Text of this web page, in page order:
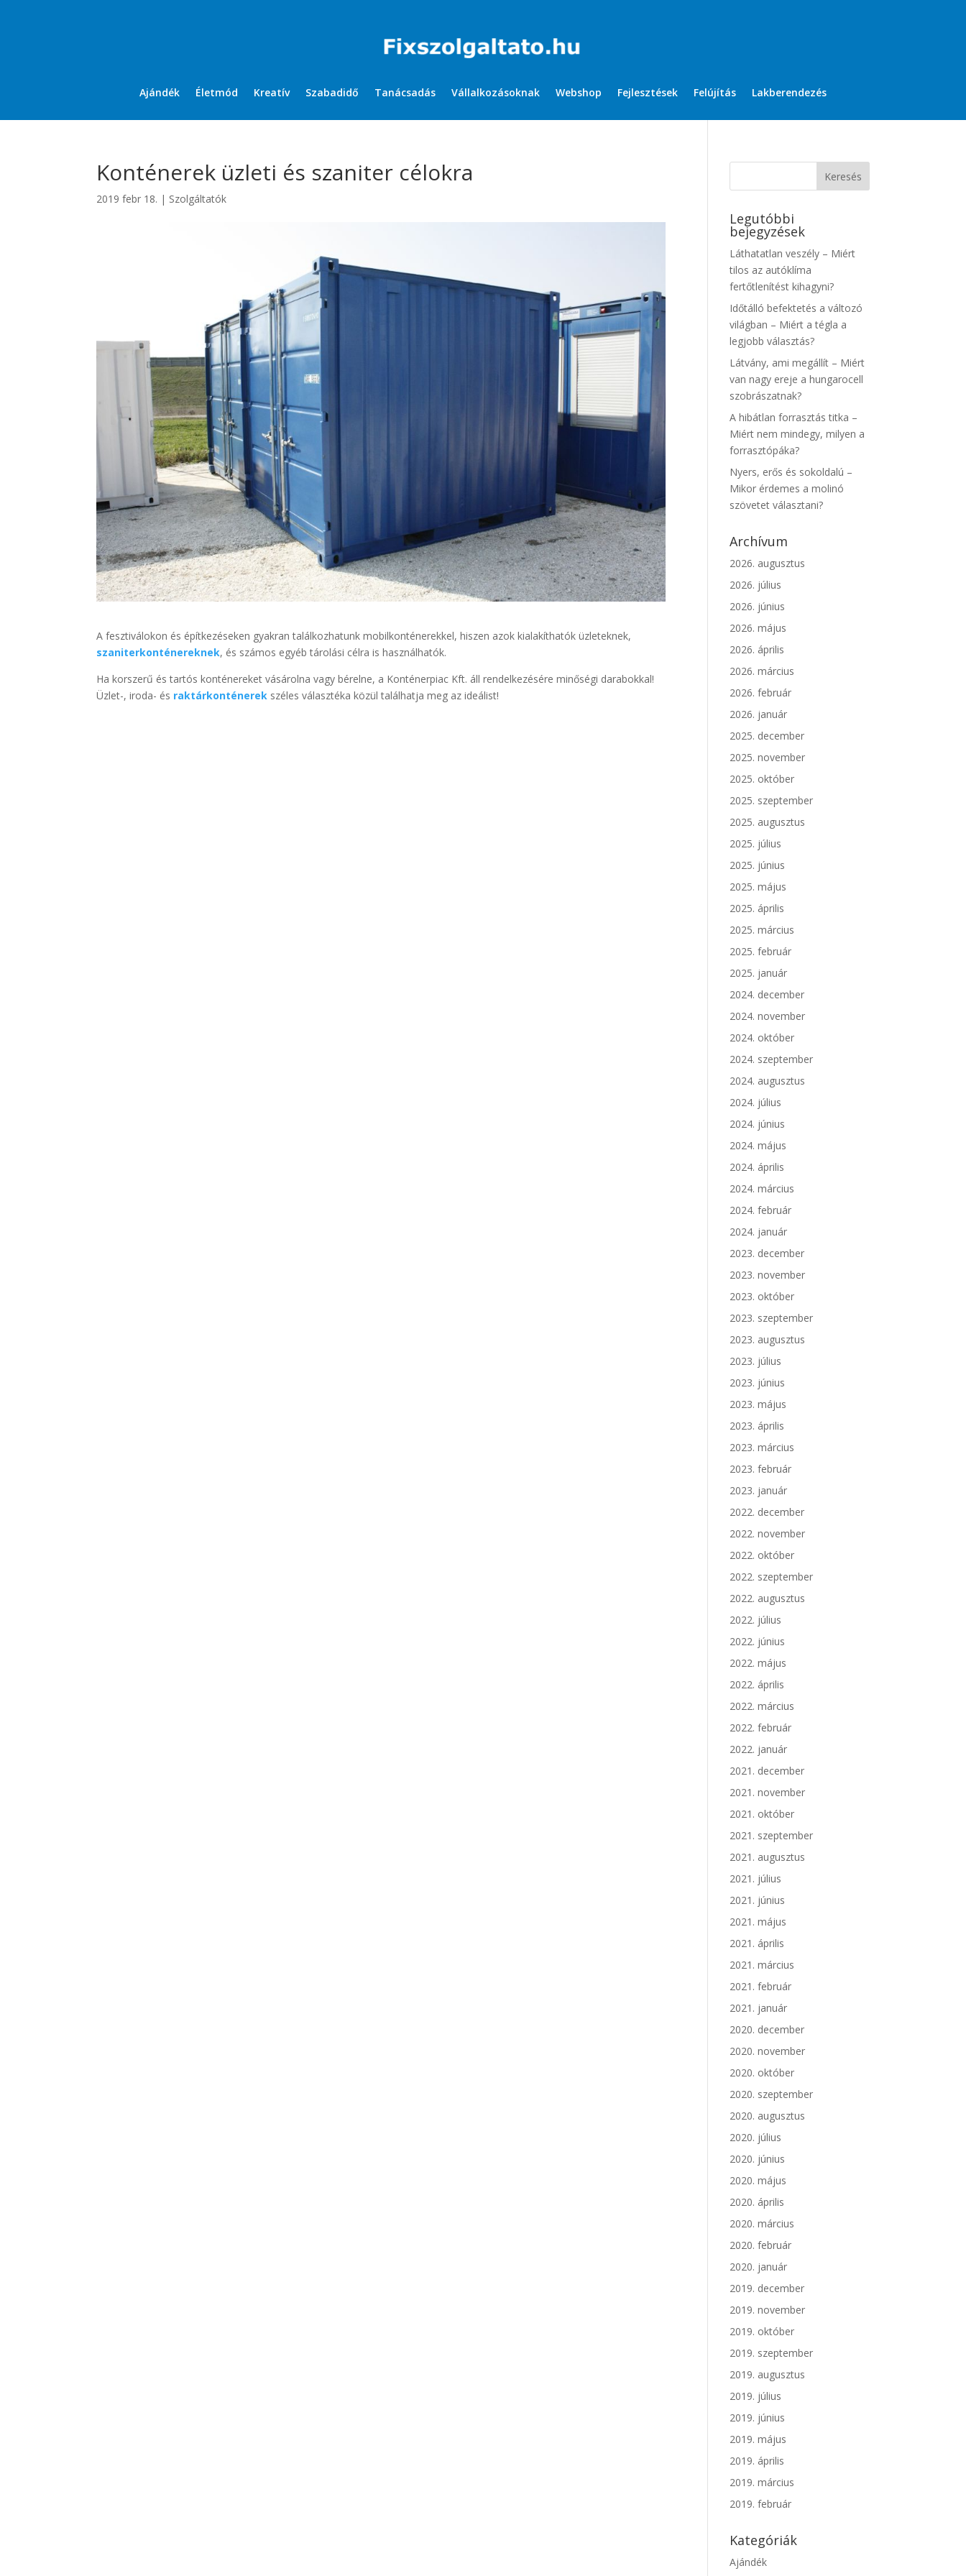
Ajándék Életmód Kreatív Szabadidő Tanácsadás Vállalkozásoknak Webshop Fejlesztések Felújítás Lakberendezés
Konténerek üzleti és szaniter célokra
2019 febr 18. | Szolgáltatók
A fesztiválokon és építkezéseken gyakran találkozhatunk mobilkonténerekkel, hiszen azok kialakíthatók üzleteknek,
szaniterkonténereknek, és számos egyéb tárolási célra is használhatók.
Ha korszerű és tartós konténereket vásárolna vagy bérelne, a Konténerpiac Kft. áll rendelkezésére minőségi darabokkal!
Üzlet-, iroda- és raktárkonténerek széles választéka közül találhatja meg az ideálist!
Legutóbbi
bejegyzések
Láthatatlan veszély – Miért
tilos az autóklíma
fertőtlenítést kihagyni?
Időtálló befektetés a változó
világban – Miért a tégla a
legjobb választás?
Látvány, ami megállít – Miért
van nagy ereje a hungarocell
szobrászatnak?
A hibátlan forrasztás titka –
Miért nem mindegy, milyen a
forrasztópáka?
Nyers, erős és sokoldalú –
Mikor érdemes a molinó
szövetet választani?
Archívum
2026. augusztus
2026. július
2026. június
2026. május
2026. április
2026. március
2026. február
2026. január
2025. december
2025. november
2025. október
2025. szeptember
2025. augusztus
2025. július
2025. június
2025. május
2025. április
2025. március
2025. február
2025. január
2024. december
2024. november
2024. október
2024. szeptember
2024. augusztus
2024. július
2024. június
2024. május
2024. április
2024. március
2024. február
2024. január
2023. december
2023. november
2023. október
2023. szeptember
2023. augusztus
2023. július
2023. június
2023. május
2023. április
2023. március
2023. február
2023. január
2022. december
2022. november
2022. október
2022. szeptember
2022. augusztus
2022. július
2022. június
2022. május
2022. április
2022. március
2022. február
2022. január
2021. december
2021. november
2021. október
2021. szeptember
2021. augusztus
2021. július
2021. június
2021. május
2021. április
2021. március
2021. február
2021. január
2020. december
2020. november
2020. október
2020. szeptember
2020. augusztus
2020. július
2020. június
2020. május
2020. április
2020. március
2020. február
2020. január
2019. december
2019. november
2019. október
2019. szeptember
2019. augusztus
2019. július
2019. június
2019. május
2019. április
2019. március
2019. február
Kategóriák
Ajándék